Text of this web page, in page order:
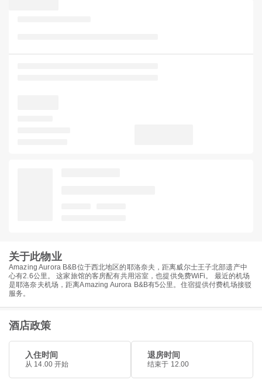
关于此物业
Amazing Aurora B&B位于西北地区的耶洛奈夫，距离威尔士王子北部遗产中
心有2.6公里。 这家旅馆的客房配有共用浴室，也提供免费WiFi。 最近的机场
是耶洛奈夫机场，距离Amazing Aurora B&B有5公里。住宿提供付费机场接驳
服务。
酒店政策
入住时间
从 14.00 开始
退房时间
结束于 12.00